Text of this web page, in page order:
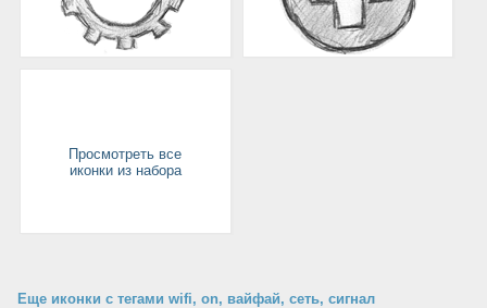
Просмотреть все
иконки из набора
Еще иконки с тегами wifi, on, вайфай, сеть, сигнал